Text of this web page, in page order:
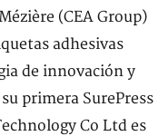
(CEA Group)
adhesivas
de innovación y
primera SurePress
Co Ltd es